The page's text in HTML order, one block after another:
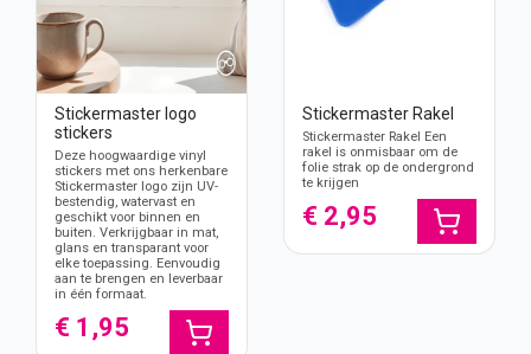
Stickermaster logo
stickers
Deze hoogwaardige vinyl
stickers met ons herkenbare
Stickermaster logo zijn UV-
bestendig, watervast en
geschikt voor binnen en
buiten. Verkrijgbaar in mat,
glans en transparant voor
elke toepassing. Eenvoudig
aan te brengen en leverbaar
in één formaat.
€ 1,95
Stickermaster Rakel
Stickermaster Rakel Een
rakel is onmisbaar om de
folie strak op de ondergrond
te krijgen
€ 2,95